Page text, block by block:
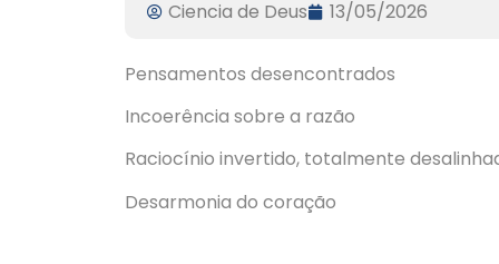
Ciencia de Deus 13/05/2026
Pensamentos desencontrados
Incoerência sobre a razão
Raciocínio invertido, totalmente
Desarmonia do coração